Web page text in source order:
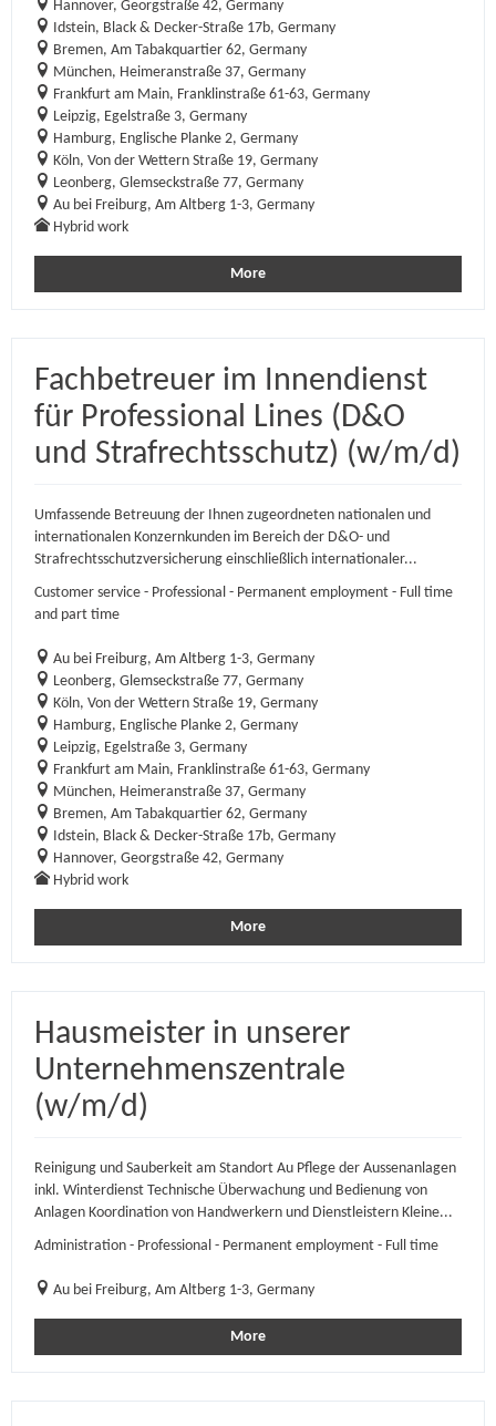
Hannover, Georgstraße 42, Germany
Idstein, Black & Decker-Straße 17b, Germany
Bremen, Am Tabakquartier 62, Germany
München, Heimeranstraße 37, Germany
Frankfurt am Main, Franklinstraße 61-63, Germany
Leipzig, Egelstraße 3, Germany
Hamburg, Englische Planke 2, Germany
Köln, Von der Wettern Straße 19, Germany
Leonberg, Glemseckstraße 77, Germany
Au bei Freiburg, Am Altberg 1-3, Germany
Hybrid work
More
Fachbetreuer im Innendienst
für Professional Lines (D&O
und Strafrechtsschutz) (w/m/d)
Umfassende Betreuung der Ihnen zugeordneten nationalen und
internationalen Konzernkunden im Bereich der D&O- und
Strafrechtsschutzversicherung einschließlich internationaler...
Customer service - Professional - Permanent employment - Full time
and part time
Au bei Freiburg, Am Altberg 1-3, Germany
Leonberg, Glemseckstraße 77, Germany
Köln, Von der Wettern Straße 19, Germany
Hamburg, Englische Planke 2, Germany
Leipzig, Egelstraße 3, Germany
Frankfurt am Main, Franklinstraße 61-63, Germany
München, Heimeranstraße 37, Germany
Bremen, Am Tabakquartier 62, Germany
Idstein, Black & Decker-Straße 17b, Germany
Hannover, Georgstraße 42, Germany
Hybrid work
More
Hausmeister in unserer
Unternehmenszentrale
(w/m/d)
Reinigung und Sauberkeit am Standort Au Pflege der Aussenanlagen
inkl. Winterdienst Technische Überwachung und Bedienung von
Anlagen Koordination von Handwerkern und Dienstleistern Kleine...
Administration - Professional - Permanent employment - Full time
Au bei Freiburg, Am Altberg 1-3, Germany
More